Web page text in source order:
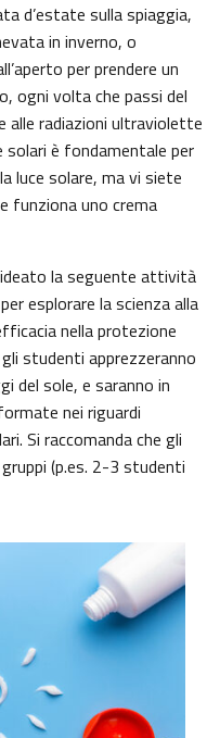
d’estate sulla spiaggia,
in inverno, o
per prendere un
ogni volta che passi del
alle radiazioni ultraviolette
solari è fondamentale per
luce solare, ma vi siete
funziona uno crema
la seguente attività
esplorare la scienza alla
nella protezione
studenti apprezzeranno
del sole, e saranno in
nei riguardi
Si raccomanda che gli
(p.es. 2-3 studenti